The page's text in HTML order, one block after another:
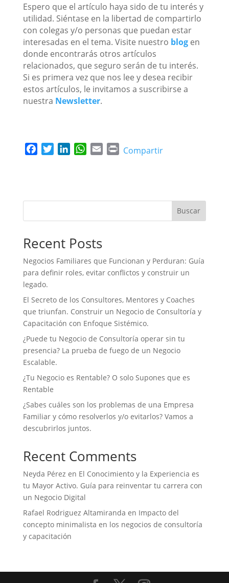
Espero que el artículo haya sido de tu interés y
utilidad. Siéntase en la libertad de compartirlo
con colegas y/o personas que puedan estar
interesadas en el tema. Visite nuestro blogen
donde encontrarás otros artículos
relacionados, que seguro serán de tu interés.
Si es primera vez que nos lee y desea recibir
estos artículos, le invitamos a suscribirse a
nuestra Newsletter.
b
o
t
r
e
I
W
s
p
l
P
t
Compartir
Buscar
Recent Posts
Negocios Familiares que Funcionan y Perduran: Guía
para definir roles, evitar conflictos y construir un
legado.
El Secreto de los Consultores, Mentores y Coaches
que triunfan. Construir un Negocio de Consultoría y
Capacitación con Enfoque Sistémico.
¿Puede tu Negocio de Consultoría operar sin tu
presencia? La prueba de fuego de un Negocio
Escalable.
¿Tu Negocio es Rentable? O solo Supones que es
Rentable
¿Sabes cuáles son los problemas de una Empresa
Familiar y cómo resolverlos y/o evitarlos? Vamos a
descubrirlos juntos.
Recent Comments
Neyda Pérez en El Conocimiento y la Experiencia es
tu Mayor Activo. Guía para reinventar tu carrera con
un Negocio Digital
Rafael Rodriguez Altamiranda en Impacto del
concepto minimalista en los negocios de consultoría
y capacitación